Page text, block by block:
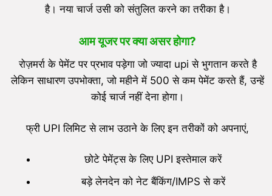
है। नया चार्ज उसी को संतुलित करने का तरीका है।
आम यूजर पर क्या असर होगा?
रोज़मर्रा के पेमेंट पर प्रभाव पड़ेगा जो ज्यादा upi से भुगतान करते है
लेकिन साधारण उपभोक्ता, जो महीने में 500 से कम पेमेंट करते हैं, उन्हें
कोई चार्ज नहीं देना होगा।
फ्री UPI लिमिट से लाभ उठाने के लिए इन तरीकों को अपनाएं,
छोटे पेमेंट्स के लिए UPI इस्तेमाल करें
बड़े लेनदेन को नेट बैंकिंग/IMPS से करें